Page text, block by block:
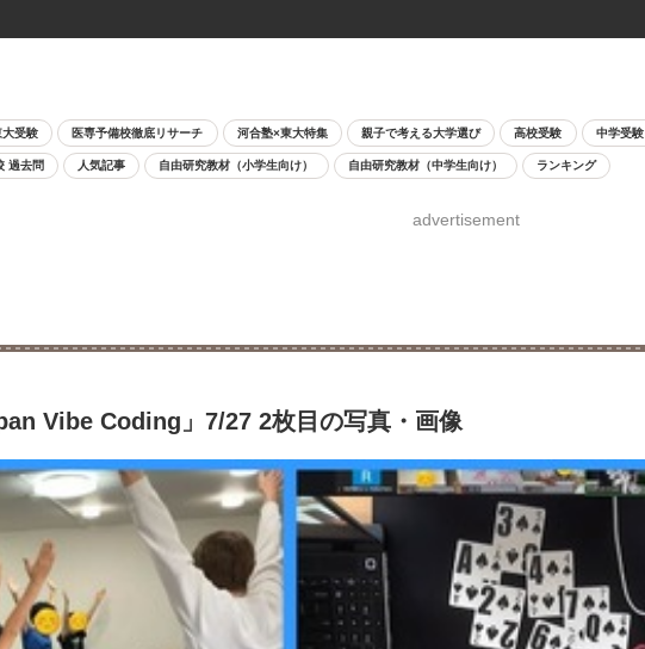
大受験 医専予備校徹底リサーチ 河合塾×東大特集 親子で考える大学選び 高校受験 中学受験
過去問 人気記事 自由研究教材（小学生向け） 自由研究教材（中学生向け） ランキング
advertisement
Vibe Coding」7/27 2枚目の写真・画像